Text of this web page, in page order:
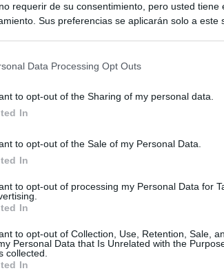
requerir de su consentimiento, pero usted tiene
Sus preferencias se aplicarán solo a este
Data Processing Opt Outs
to opt-out of the Sharing of my personal data.
In
to opt-out of the Sale of my Personal Data.
In
to opt-out of processing my Personal Data for
In
to opt-out of Collection, Use, Retention, Sale,
Personal Data that Is Unrelated with the
collected.
In